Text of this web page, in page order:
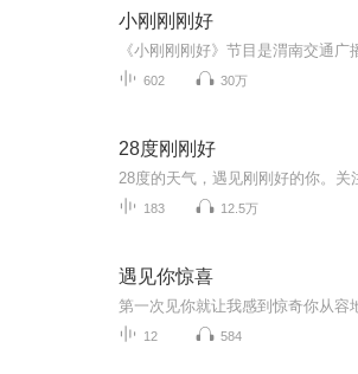
小刚刚刚好
602 30万
28度刚刚好
183 12.5万
遇见你惊喜
12 584